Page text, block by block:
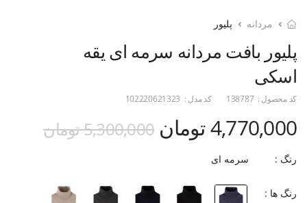
مردانه پلیور
پلیور بافت مردانه سرمه ای یقه
اسکی
کد محصول : 138787 کد مدل : 102220621323
4,770,000 تومان 5,300,000 تومان
رنگ : سرمه ای
رنگ ها :